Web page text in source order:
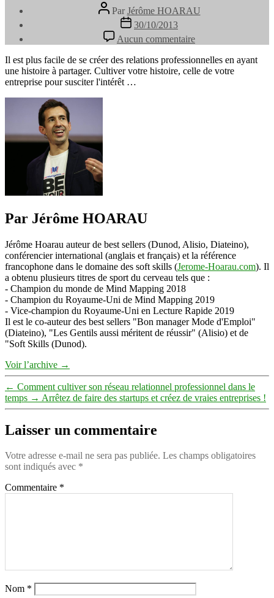
Auteur
de
l’article
Par Jérôme HOARAU
Date
l’article
30/10/2013
Aucun commentaire
Créer
son
storytelling
Il est plus facile de se créer des relations professionnelles en ayant
une histoire à partager. Cultiver votre histoire, celle de votre
entreprise pour susciter l'intérêt …
Par Jérôme HOARAU
Jérôme Hoarau auteur de best sellers (Dunod, Alisio, Diateino),
conférencier international (anglais et français) et la référence
francophone dans le domaine des soft skills (Jerome-Hoarau.com). Il
a obtenu plusieurs titres de sport du cerveau tels que :
- Champion du monde de Mind Mapping 2018
- Champion du Royaume-Uni de Mind Mapping 2019
- Vice-champion du Royaume-Uni en Lecture Rapide 2019
Il est le co-auteur des best sellers "Bon manager Mode d'Emploi"
(Diateino), "Les Gentils aussi méritent de réussir" (Alisio) et de
"Soft Skills (Dunod).
Voir l’archive →
← Comment cultiver son réseau relationnel professionnel dans le
temps → Arrêtez de faire des startups et créez de vraies entreprises !
Laisser un commentaire
Votre adresse e-mail ne sera pas publiée. Les champs obligatoires
sont indiqués avec *
Commentaire *
Nom *